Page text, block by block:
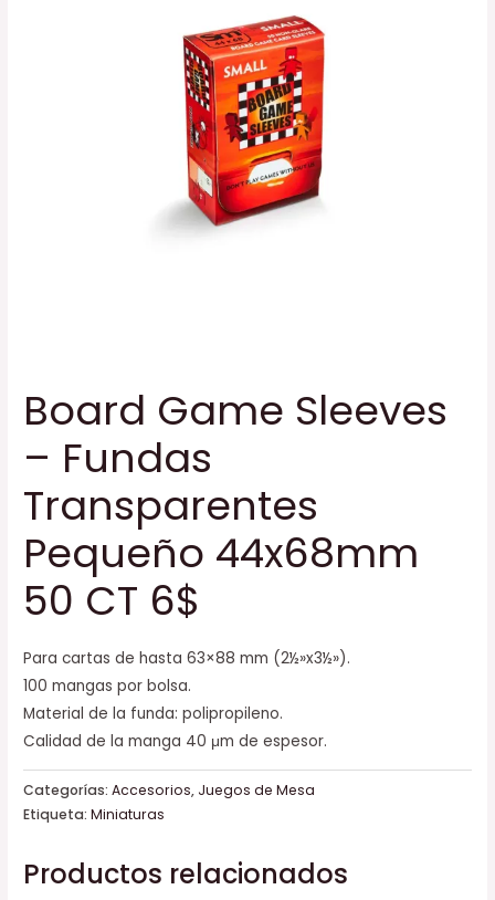
Board Game Sleeves
– Fundas
Transparentes
Pequeño 44x68mm
50 CT 6$
Para cartas de hasta 63×88 mm (2½»x3½»).
100 mangas por bolsa.
Material de la funda: polipropileno.
Calidad de la manga 40 μm de espesor.
Categorías:Accesorios, Juegos de Mesa
Etiqueta:Miniaturas
Productos relacionados